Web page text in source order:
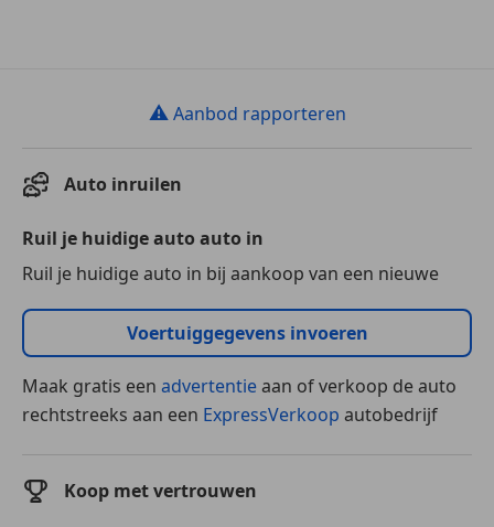
⚠ Aanbod rapporteren
Auto inruilen
Ruil je huidige auto auto in
Ruil je huidige auto in bij aankoop van een nieuwe
Voertuiggegevens invoeren
Maak gratis een advertentieaan of verkoop de auto
rechtstreeks aan een ExpressVerkoop autobedrijf
Koop met vertrouwen